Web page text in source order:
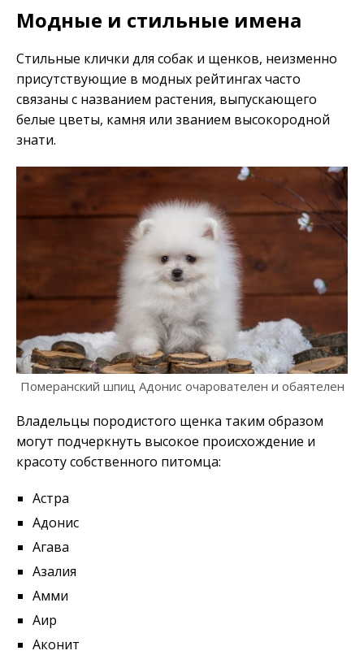
Модные и стильные имена
Стильные клички для собак и щенков, неизменно
присутствующие в модных рейтингах часто
связаны с названием растения, выпускающего
белые цветы, камня или званием высокородной
знати.
Померанский шпиц Адонис очарователен и обаятелен
Владельцы породистого щенка таким образом
могут подчеркнуть высокое происхождение и
красоту собственного питомца:
Астра
Адонис
Агава
Азалия
Амми
Аир
Аконит